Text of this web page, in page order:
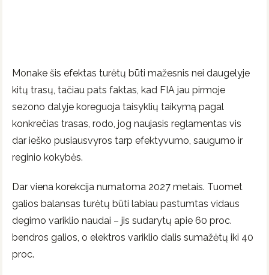
Monake šis efektas turėtų būti mažesnis nei daugelyje
kitų trasų, tačiau pats faktas, kad FIA jau pirmoje
sezono dalyje koreguoja taisyklių taikymą pagal
konkrečias trasas, rodo, jog naujasis reglamentas vis
dar ieško pusiausvyros tarp efektyvumo, saugumo ir
reginio kokybės.
Dar viena korekcija numatoma 2027 metais. Tuomet
galios balansas turėtų būti labiau pastumtas vidaus
degimo variklio naudai – jis sudarytų apie 60 proc.
bendros galios, o elektros variklio dalis sumažėtų iki 40
proc.